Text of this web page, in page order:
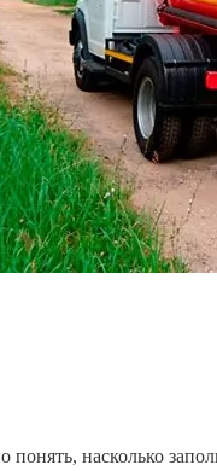
насколько